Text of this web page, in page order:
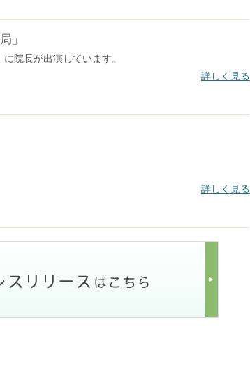
」
院長が出演しています。
詳しく見る
詳しく見る